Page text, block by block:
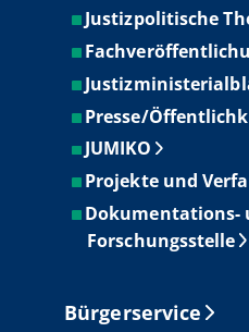
Justizpolitische
Presse/
JUMIKO
Projekte und
Dokumentations-
Forschungsstelle
Bürgerservice